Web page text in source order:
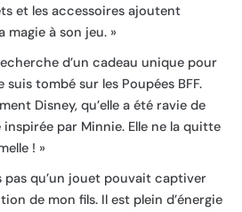
et les accessoires ajoutent
magie à son jeu. »
d’un cadeau unique pour
suis tombé sur les Poupées BFF.
Disney, qu’elle a été ravie de
par Minnie. Elle ne la quitte
! »
pas qu’un jouet pouvait captiver
de mon fils. Il est plein d’énergie